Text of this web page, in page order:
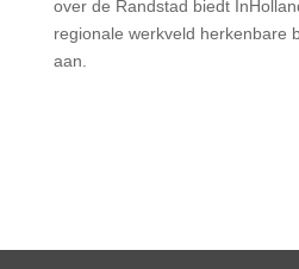
over de Randstad biedt
regionale werkveld herkenbare
aan.